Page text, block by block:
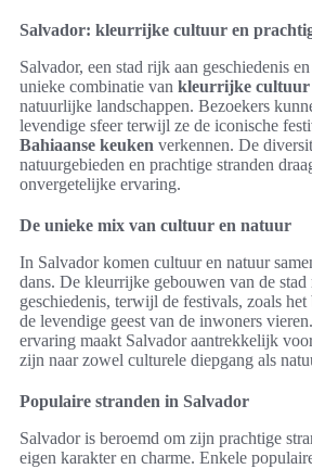
Salvador: kleurrijke cultuur en
Salvador, een stad rijk aan geschiedenis
unieke combinatie van kleurrijke cultuur
natuurlijke landschappen. Bezoekers
levendige sfeer terwijl ze de iconische
Bahiaanse keuken verkennen. De
natuurgebieden en prachtige stranden
onvergetelijke ervaring.
De unieke mix van cultuur en natuur
In Salvador komen cultuur en natuur
dans. De kleurrijke gebouwen van de
geschiedenis, terwijl de festivals, zoals het
de levendige geest van de inwoners
ervaring maakt Salvador aantrekkelijk
zijn naar zowel culturele diepgang als
Populaire stranden in Salvador
Salvador is beroemd om zijn prachtige
eigen karakter en charme. Enkele